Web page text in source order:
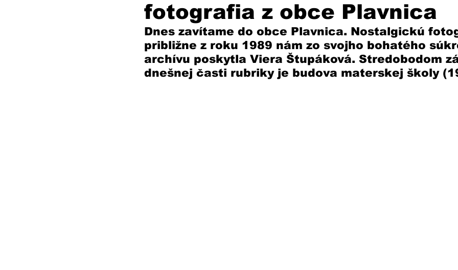
fotografia z obce Plavnica
Dnes zavítame do obce Plavnica. Nostalgickú
približne z roku 1989 nám zo svojho bohatého
archívu poskytla Viera Štupáková. Stredobodom
dnešnej časti rubriky je budova materskej školy